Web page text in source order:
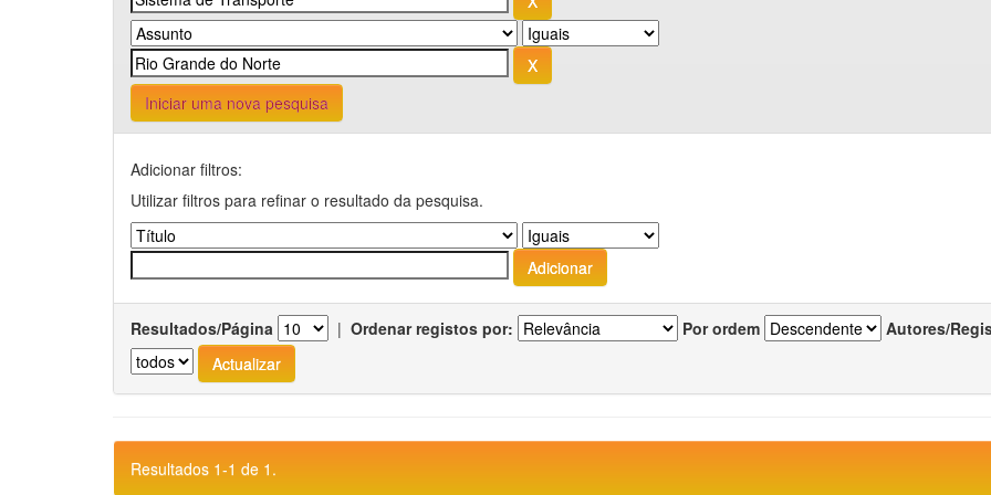
Iniciar uma nova pesquisa
Adicionar filtros:
Utilizar filtros para refinar o resultado da pesquisa.
Resultados/Página | Ordenar registos por: Por ordem Autores/
Resultados 1-1 de 1.